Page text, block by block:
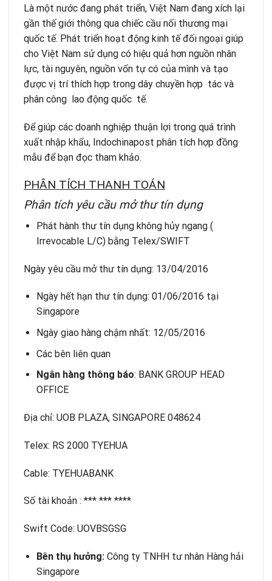
Là một nước đang phát triển, Việt Nam đang xích lại
gần thế giới thông qua chiếc cầu nối thương mại
quốc tế. Phát triển hoạt động kinh tế đối ngoại giúp
cho Việt Nam sử dụng có hiệu quả hơn nguồn nhân
lực, tài nguyên, nguồn vốn tự có của mình và tạo
được vị trí thích hợp trong dây chuyền hợp tác và
phân công lao động quốc tế.
Để giúp các doanh nghiệp thuận lợi trong quá trình
xuất nhập khẩu, Indochinapost phân tích hợp đồng
mẫu để bạn đọc tham khảo.
PHÂN TÍCH THANH TOÁN
Phân tích yêu cầu mở thư tín dụng
Phát hành thư tín dụng không hủy ngang (
Irrevocable L/C) bằng Telex/SWIFT
Ngày yêu cầu mở thư tín dụng: 13/04/2016
Ngày hết hạn thư tín dụng: 01/06/2016 tại
Singapore
Ngày giao hàng chậm nhất: 12/05/2016
Các bên liên quan
Ngân hàng thông báo: BANK GROUP HEAD
OFFICE
Địa chỉ: UOB PLAZA, SINGAPORE 048624
Telex: RS 2000 TYEHUA
Cable: TYEHUABANK
Số tài khoản : *** *** ****
Swift Code: UOVBSGSG
Bên thụ hưởng: Công ty TNHH tư nhân Hàng hải
Singapore